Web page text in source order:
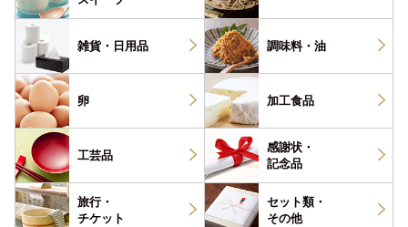
雑貨・ 日用品 調味料・ 油
卵 加工食品
工芸品
感謝状・
記念品
旅行・
チケット
セット類・
その他